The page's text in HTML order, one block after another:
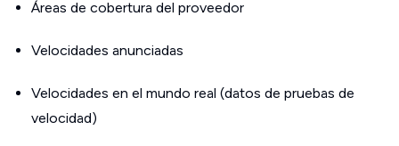
Áreas de cobertura del proveedor
Velocidades anunciadas
Velocidades en el mundo real (datos de pruebas de
velocidad)